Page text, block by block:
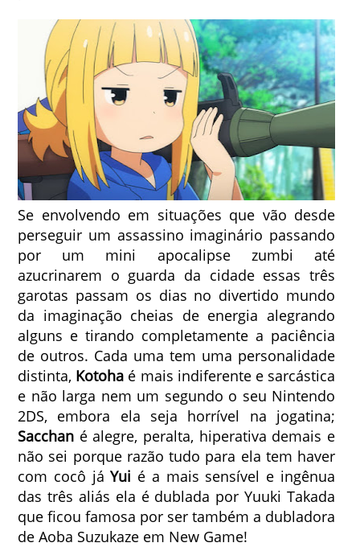
Se envolvendo em situações que vão desde
perseguir um assassino imaginário passando
por um mini apocalipse zumbi até
azucrinarem o guarda da cidade essas três
garotas passam os dias no divertido mundo
da imaginação cheias de energia alegrando
alguns e tirando completamente a paciência
de outros. Cada uma tem uma personalidade
distinta, Kotoha é mais indiferente e sarcástica
e não larga nem um segundo o seu Nintendo
2DS, embora ela seja horrível na jogatina;
Sacchan é alegre, peralta, hiperativa demais e
não sei porque razão tudo para ela tem haver
com cocô jáYui é a mais sensível e ingênua
das três aliás ela é dublada por Yuuki Takada
que ficou famosa por ser também a dubladora
de Aoba Suzukaze em New Game!